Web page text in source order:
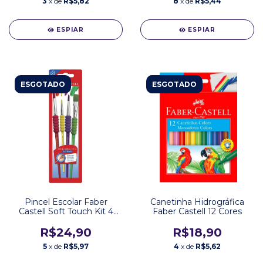
ESPIAR ESPIAR
ESGOTADO
Pincel Escolar Faber
Castell Soft Touch Kit 4
R$24,90
5 x de R$5,97
ESGOTADO
Canetinha Hidrográfica
Faber Castell 12 Cores
R$18,90
4 x de R$5,62